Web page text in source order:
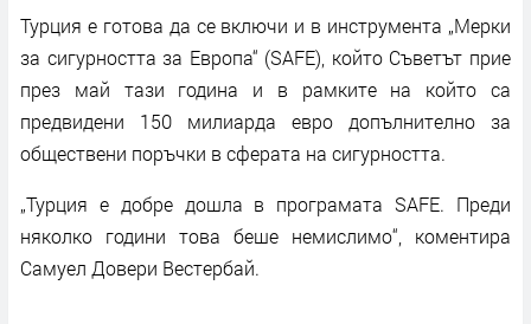
Турция е готова да се включи и в инструмента „Мерки
за сигурността за Европа“ (SAFE), който Съветът прие
през май тази година и в рамките на който са
предвидени 150 милиарда евро допълнително за
обществени поръчки в сферата на сигурността.
„Турция е добре дошла в програмата SAFE. Преди
няколко години това беше немислимо“, коментира
Самуел Довери Вестербай.